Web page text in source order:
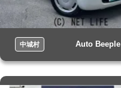
中城村 Auto Beeple